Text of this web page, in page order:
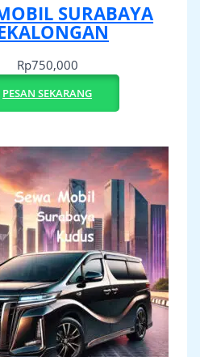
SURABAYA
Rp750,000
PESAN SEKARANG